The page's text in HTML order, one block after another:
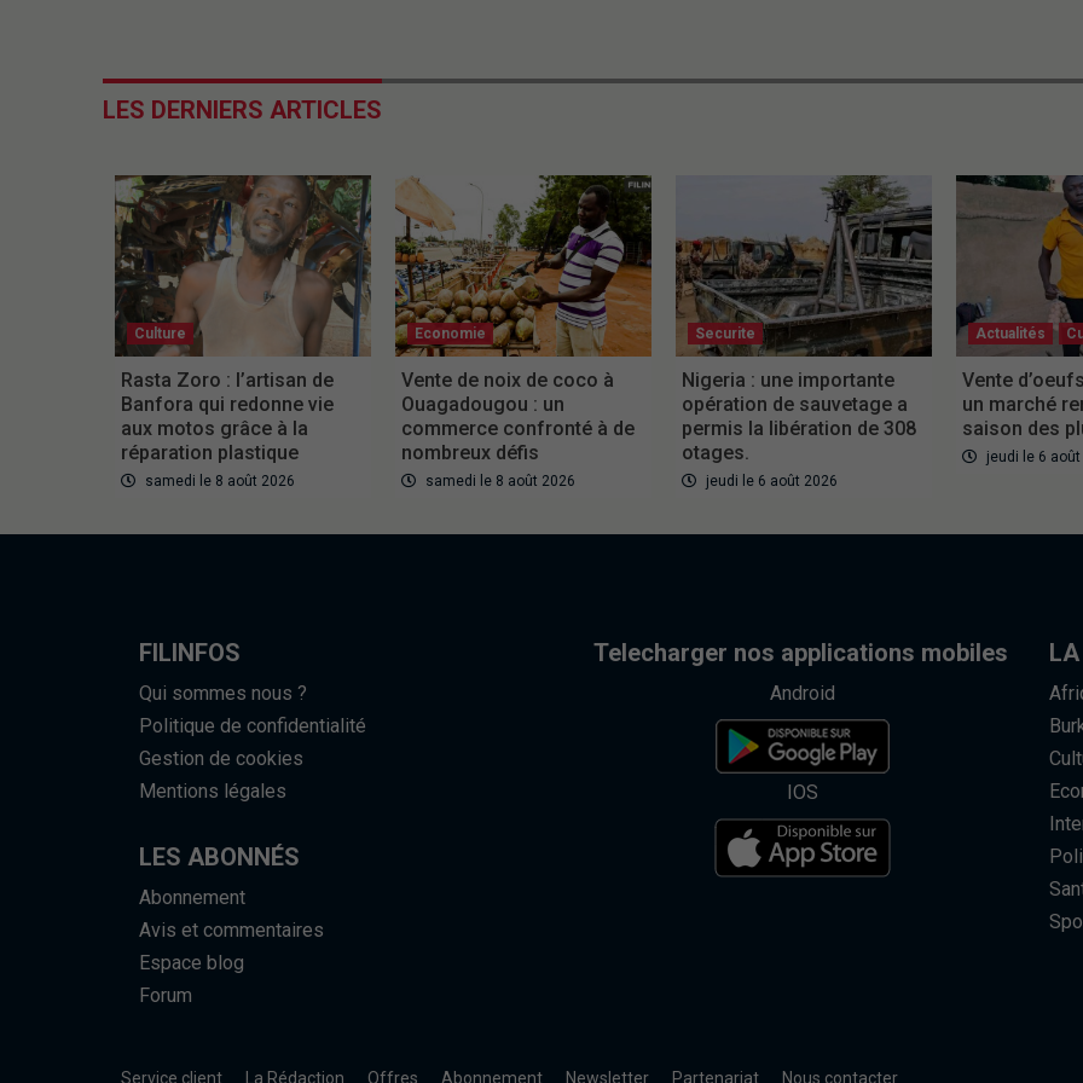
LES DERNIERS ARTICLES
Culture
Rasta Zoro : l’artisan de
Banfora qui redonne vie
aux motos grâce à la
réparation plastique
samedi le 8 août 2026
Economie
Vente de noix de coco à
Ouagadougou : un
commerce confronté à de
nombreux défis
samedi le 8 août 2026
Securite
Nigeria : une importante
opération de sauvetage a
permis la libération de 308
otages.
jeudi le 6 août 2026
Actualités
Vente
un marché
saison des
jeudi le 6
FILINFOS
Qui sommes nous ?
Politique de confidentialité
Gestion de cookies
Mentions légales
LES ABONNÉS
Abonnement
Avis et commentaires
Espace blog
Forum
Telecharger nos applications mobiles
Android
IOS
Service client La Rédaction Offres Abonnement Newsletter Partenariat Nous contacter